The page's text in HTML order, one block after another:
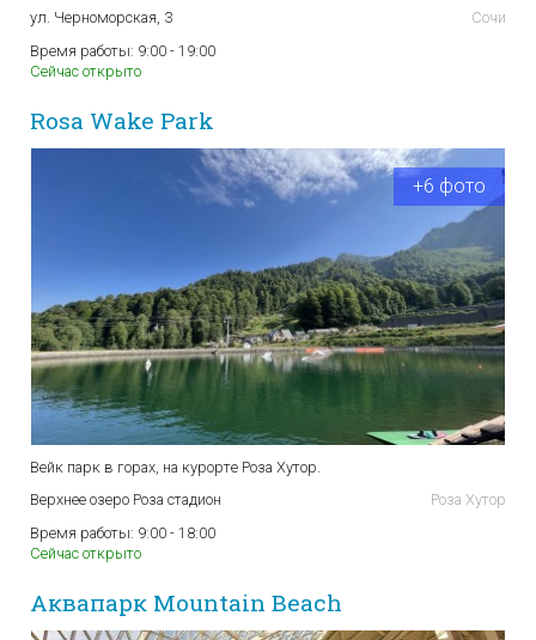
ул. Черноморская, 3
Сочи
Время работы: 9:00 - 19:00
Сейчас открыто
Rosa Wake Park
+6 фото
Вейк парк в горах, на курорте Роза Хутор.
Верхнее озеро Роза стадион
Роза Хутор
Время работы: 9:00 - 18:00
Сейчас открыто
Аквапарк Mountain Beach